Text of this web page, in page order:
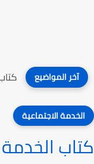
آخر المواضيع
الخدمة الاجتماعية
كتاب الخدمة